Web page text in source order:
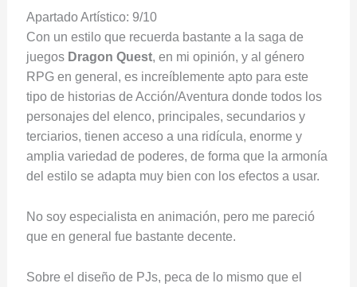
Apartado Artístico: 9/10
Con un estilo que recuerda bastante a la saga de
juegos Dragon Quest, en mi opinión, y al género
RPG en general, es increíblemente apto para este
tipo de historias de Acción/Aventura donde todos los
personajes del elenco, principales, secundarios y
terciarios, tienen acceso a una ridícula, enorme y
amplia variedad de poderes, de forma que la armonía
del estilo se adapta muy bien con los efectos a usar.
No soy especialista en animación, pero me pareció
que en general fue bastante decente.
Sobre el diseño de PJs, peca de lo mismo que el